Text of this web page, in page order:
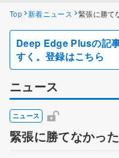
Top 新着ニュース 緊張に勝
Deep Edge Plusの記
すく。登録はこちら
ニュース
ニュース
緊張に勝てなかっ